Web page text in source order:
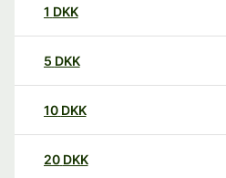
1 DKK
5 DKK
10 DKK
20 DKK